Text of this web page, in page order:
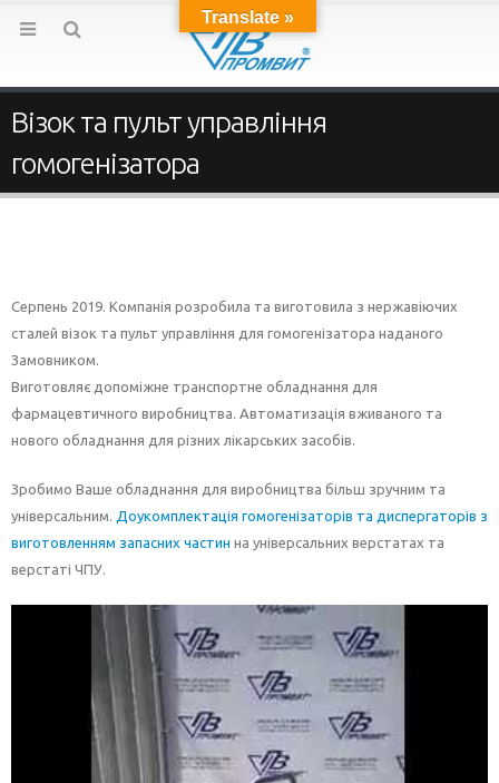
Візок та пульт управління
гомогенізатора
Серпень 2019. Компанія розробила та виготовила з нержавіючих
сталей візок та пульт управління для гомогенізатора наданого
Замовником.
Виготовляє допоміжне транспортне обладнання для
фармацевтичного виробництва. Автоматизація вживаного та
нового обладнання для різних лікарських засобів.
Зробимо Ваше обладнання для виробництва більш зручним та
універсальним. Доукомплектація гомогенізаторів та диспергаторів з
виготовленням запасних частин на універсальних верстатах та
верстаті ЧПУ.
Translate »